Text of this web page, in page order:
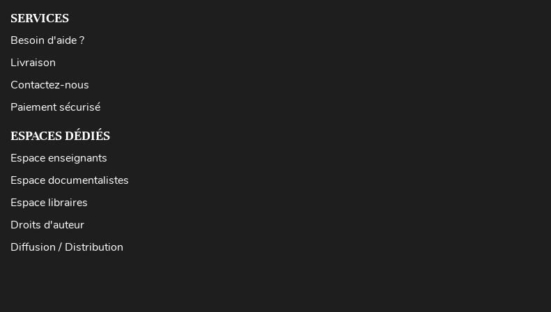
SERVICES
Besoin d'aide ?
Livraison
Contactez-nous
Paiement sécurisé
ESPACES DÉDIÉS
Espace enseignants
Espace documentalistes
Espace libraires
Droits d'auteur
Diffusion / Distribution